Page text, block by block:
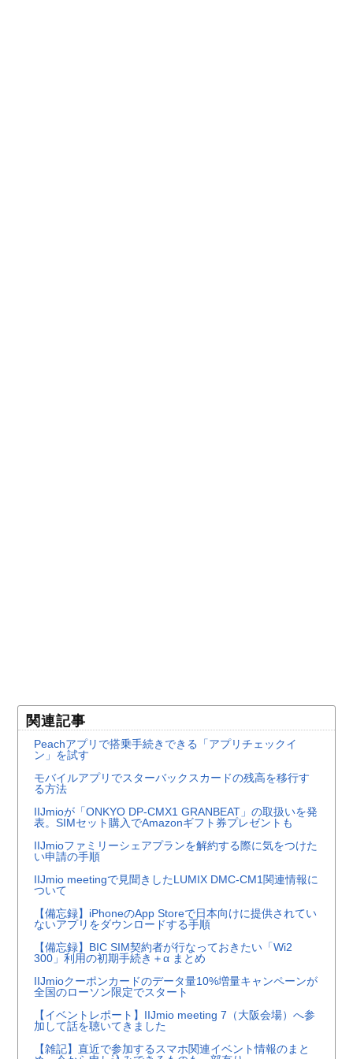
関連記事
Peachアプリで搭乗手続きできる「アプリチェックイ
ン」を試す
モバイルアプリでスターバックスカードの残高を移行す
る方法
IIJmioが「ONKYO DP-CMX1 GRANBEAT」の取扱いを発
表。SIMセット購入でAmazonギフト券プレゼントも
IIJmioファミリーシェアプランを解約する際に気をつけた
い申請の手順
IIJmio meetingで見聞きしたLUMIX DMC-CM1関連情報に
ついて
【備忘録】iPhoneのApp Storeで日本向けに提供されてい
ないアプリをダウンロードする手順
【備忘録】BIC SIM契約者が行なっておきたい「Wi2
300」利用の初期手続き＋α まとめ
IIJmioクーポンカードのデータ量10%増量キャンペーンが
全国のローソン限定でスタート
【イベントレポート】IIJmio meeting 7（大阪会場）へ参
加して話を聴いてきました
【雑記】直近で参加するスマホ関連イベント情報のまと